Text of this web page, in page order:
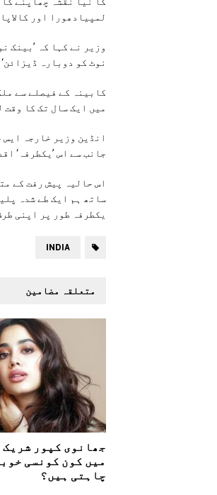
لمپیادھورا اور
نوٹ کو دوبارہ
کابینہ کے فیصلے سے
میں ایک سال تک کا وقت
انڈین وزیر خارجہ
جانب سے اس ’یکطرفہ‘
اس حالیہ پیش رفت کے
ساتھ ہم ایک طے شدہ
یکطرفہ طور پر اپنی
INDIA
متعلقہ مضامین
جھانوی کپور شریک
میں کون کونسی
چاہتی ہیں؟